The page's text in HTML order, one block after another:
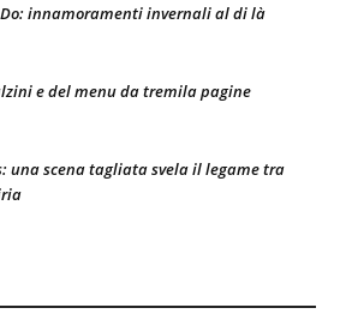
innamoramenti invernali al di là
e del menu da tremila pagine
una scena tagliata svela il legame tra